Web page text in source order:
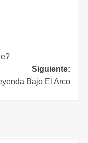
Siguiente:
Bajo El Arco